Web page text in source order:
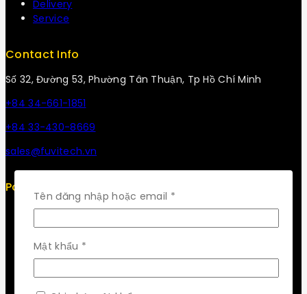
Delivery
Service
Contact Info
Số 32, Đường 53, Phường Tân Thuận, Tp Hồ Chí Minh
+84 34-661-1851
+84 33-430-8669
sales@fuvitech.vn
Policy
Return Policy
Security
Careers
Sitemap
Tên đăng nhập hoặc email *Bắt
buộc
Mật khẩu *
buộc